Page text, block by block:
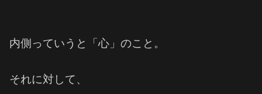
内側っていうと「心」のこと。
それに対して、